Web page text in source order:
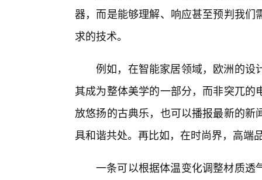
器，而是能够理解、响应甚至预判我
求的技术。
例如，在智能家居领域，欧洲的设
其成为整体美学的一部分，而非突兀
放悠扬的古典乐，也可以播报最新的
具和谐共处。再比如，在时尚界，高端
一条可以根据体温变化调整材质透